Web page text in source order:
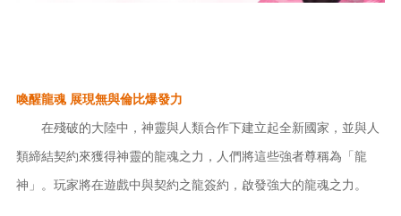
喚醒龍魂 展現無與倫比爆發力
在殘破的大陸中，神靈與人類合作下建立起全新國家，並與人
類締結契約來獲得神靈的龍魂之力，人們將這些強者尊稱為「龍
神」。玩家將在遊戲中與契約之龍簽約，啟發強大的龍魂之力。